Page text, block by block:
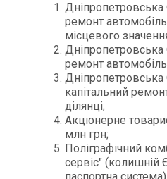
ремонт
місцевого
ремонт
капітальний
ділянці;
Акціонерне
млн грн;
Поліграфічний
сервіс"